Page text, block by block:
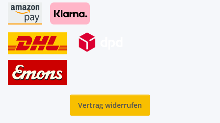
Vertrag widerrufen